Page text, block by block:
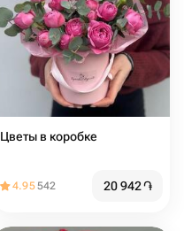
Цветы в коробке
4.95542 20 942֏